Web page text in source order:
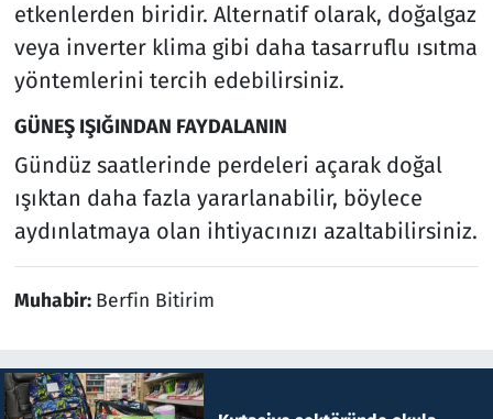
etkenlerden biridir. Alternatif olarak, doğalgaz
veya inverter klima gibi daha tasarruflu ısıtma
yöntemlerini tercih edebilirsiniz.
GÜNEŞ IŞIĞINDAN FAYDALANIN
Gündüz saatlerinde perdeleri açarak doğal
ışıktan daha fazla yararlanabilir, böylece
aydınlatmaya olan ihtiyacınızı azaltabilirsiniz.
Muhabir: Berfin Bitirim